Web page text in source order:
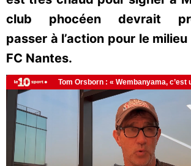
club phocéen devrait
passer à l’action pour le
FC Nantes.